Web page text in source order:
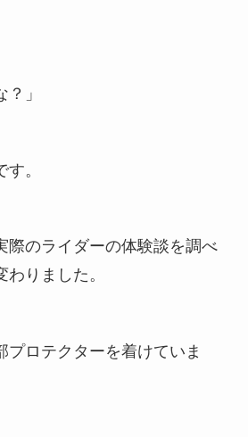
」
。
際のライダーの体験談を調べ
りました。
プロテクターを着けていま